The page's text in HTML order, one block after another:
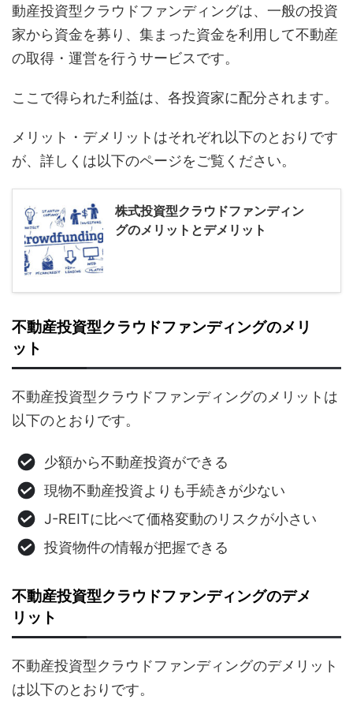
動産投資型クラウドファンディングは、一般の投資
家から資金を募り、集まった資金を利用して不動産
の取得・運営を行うサービスです。
ここで得られた利益は、各投資家に配分されます。
メリット・デメリットはそれぞれ以下のとおりです
が、詳しくは以下のページをご覧ください。
株式投資型クラウドファンディン
グのメリットとデメリット
不動産投資型クラウドファンディングのメリ
ット
不動産投資型クラウドファンディングのメリットは
以下のとおりです。
少額から不動産投資ができる
現物不動産投資よりも手続きが少ない
J-REITに比べて価格変動のリスクが小さい
投資物件の情報が把握できる
不動産投資型クラウドファンディングのデメ
リット
不動産投資型クラウドファンディングのデメリット
は以下のとおりです。